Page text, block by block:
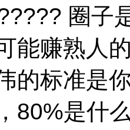
圈子
能赚熟人
的标准是
80%是什